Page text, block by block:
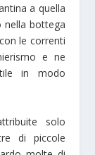
a quella
nella bottega
le correnti
e ne
in modo
solo
di piccole